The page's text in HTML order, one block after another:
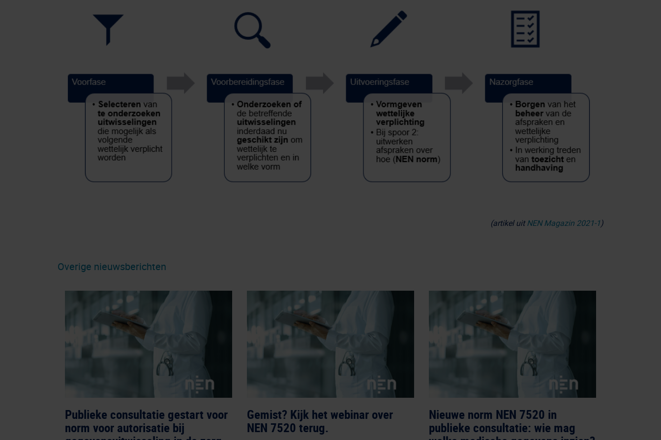
(artikel uitNEN Magazin 2021-1)
Overige nieuwsberichten
Publieke consultatie gestart voor
norm voor autorisatie bij
Gemist? Kijk het webinar over
NEN 7520 terug.
Nieuwe norm NEN 7520 in
publieke consultatie: wie mag